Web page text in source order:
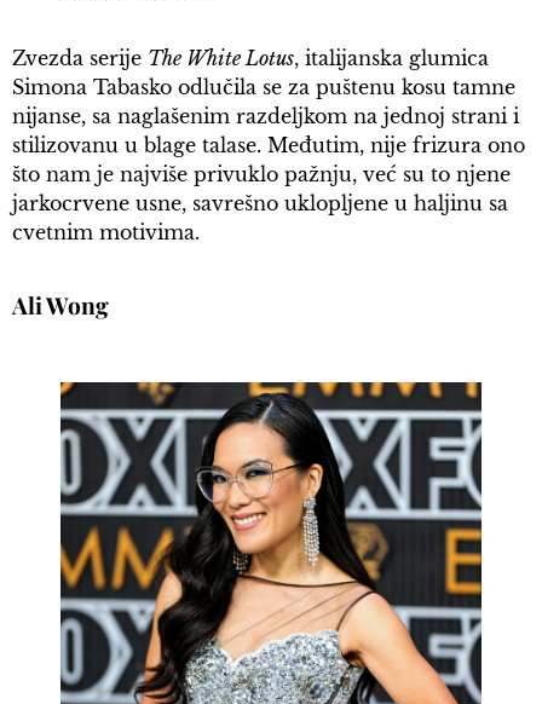
Zvezda serije The White Lotus, italijanska glumica
Simona Tabasko odlučila se za puštenu kosu tamne
nijanse, sa naglašenim razdeljkom na jednoj strani i
stilizovanu u blage talase. Međutim, nije frizura ono
što nam je najviše privuklo pažnju, već su to njene
jarkocrvene usne, savrešno uklopljene u haljinu sa
cvetnim motivima.
Ali Wong